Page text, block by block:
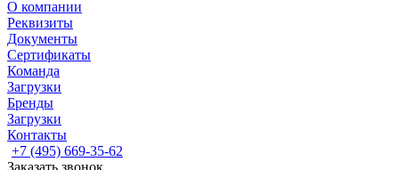
О компании
Реквизиты
Документы
Сертификаты
Команда
Загрузки
Бренды
Загрузки
Контакты
+7 (495) 669-35-62
Заказать звонок